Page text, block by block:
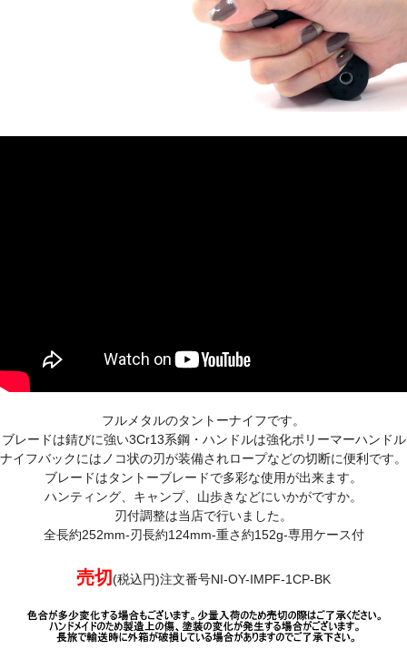
フルメタルのタントーナイフです。
ブレードは錆びに強い3Cr13系鋼・ハンドルは強化ポリーマーハンドル
ナイフバックにはノコ状の刃が装備されロープなどの切断に便利です。
ブレードはタントーブレードで多彩な使用が出来ます。
ハンティング、キャンプ、山歩きなどにいかがですか。
刃付調整は当店で行いました。
全長約252mm-刃長約124mm-重さ約152g-専用ケース付
売切(税込円)注文番号NI-OY-IMPF-1CP-BK